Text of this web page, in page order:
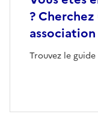
?
association
Trouvez le